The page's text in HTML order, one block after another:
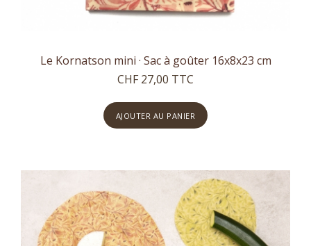
Le Kornatson mini · Sac à goûter 16x8x23 cm
CHF 27,00 TTC
AJOUTER AU PANIER